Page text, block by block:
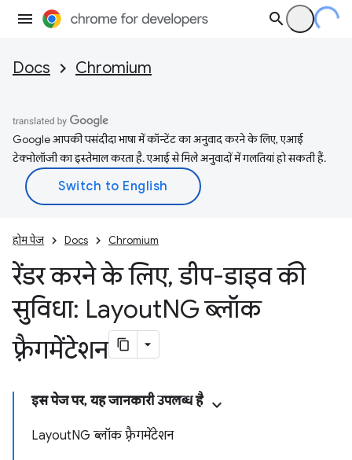
Docs Chromium
Google आपकी पसंदीदा भाषा में कॉन्टेंट का अनुवाद करने के लिए, एआई
टेक्नोलॉजी का इस्तेमाल करता है. एआई से मिले अनुवादों में गलतियां हो सकती हैं.
होम पेज Docs Chromium
रेंडर करने के लिए, डीप-डाइव की
सुविधा: LayoutNG ब्लॉक
फ़्रैगमेंटेशन
इस पेज पर, यह जानकारी उपलब्ध है
LayoutNG ब्लॉक फ़्रैगमेंटेशन